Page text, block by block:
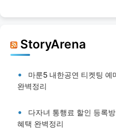
StoryArena
마룬5 내한공연 티켓팅
완벽정리
다자녀 통행료 할인 등록
혜택 완벽정리